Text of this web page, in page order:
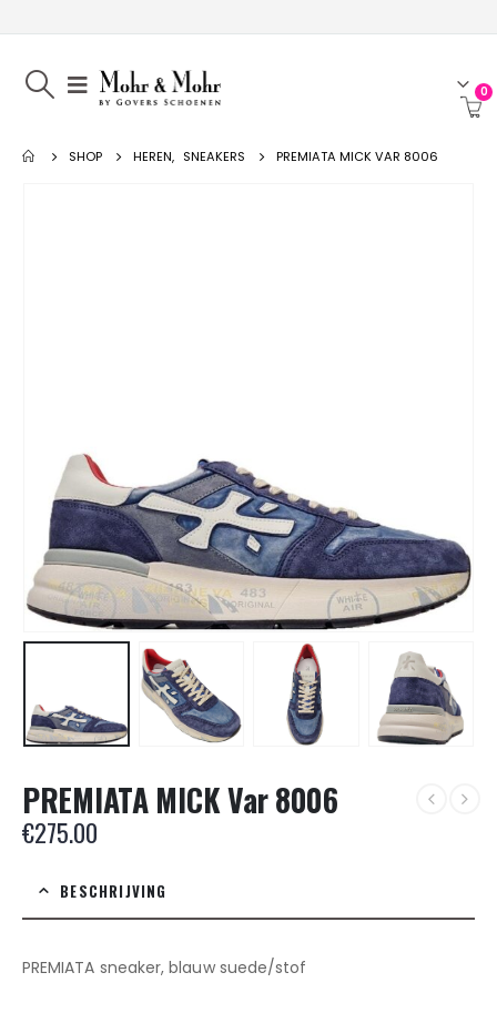
0
SHOP HEREN, SNEAKERS PREMIATA MICK VAR 8006
PREMIATA MICK Var 8006
€275.00
BESCHRIJVING
PREMIATA sneaker, blauw suede/stof